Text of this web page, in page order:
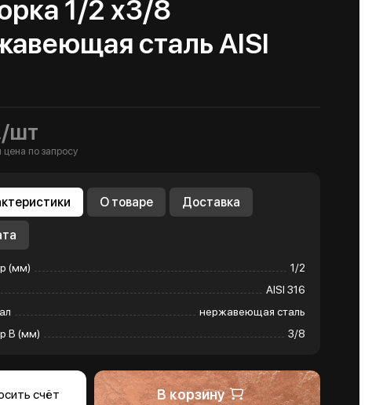
1/2 х3/8
сталь AISI
/шт
цена по запросу
О товаре Доставка
(мм)
1/2
AISI 316
нержавеющая сталь
B (мм)
3/8
счёт В корзину